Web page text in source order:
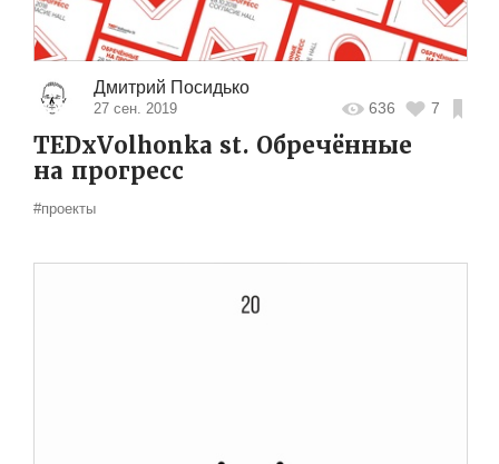
Дмитрий Посидько
27 сен. 2019 636 7
TEDxVolhonka st. Обречённые
на прогресс
#проекты